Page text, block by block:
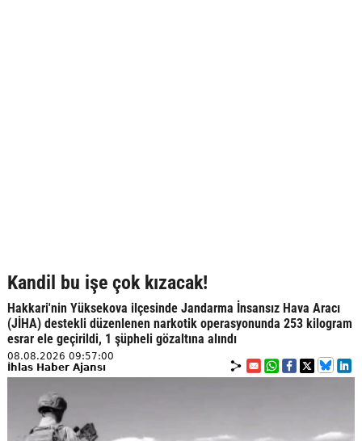
Kandil bu işe çok kızacak!
Hakkari'nin Yüksekova ilçesinde Jandarma İnsansız Hava Aracı
(JİHA) destekli düzenlenen narkotik operasyonunda 253 kilogram
esrar ele geçirildi, 1 şüpheli gözaltına alındı
08.08.2026 09:57:00
İhlas Haber Ajansı